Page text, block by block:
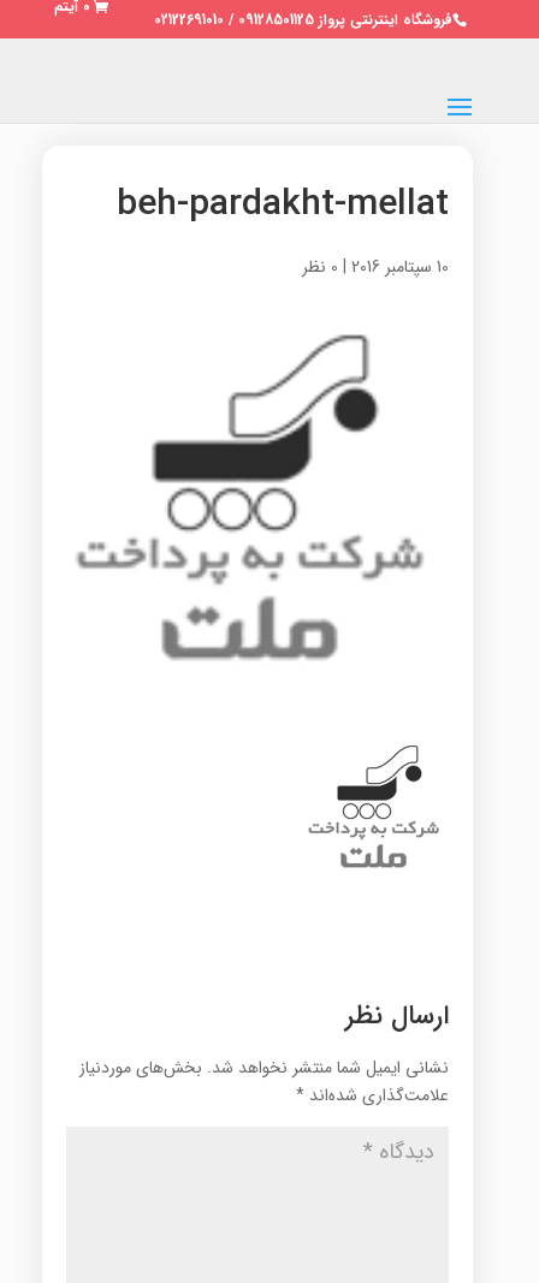
فروشگاه اینترنتی پرواز 09128501125 / 02122691010
0 آیتم
beh-pardakht-mellat
10 سپتامبر 2016 | 0 نظر
ارسال نظر
نشانی ایمیل شما منتشر نخواهد شد. بخش‌های موردنیاز
علامت‌گذاری شده‌اند *